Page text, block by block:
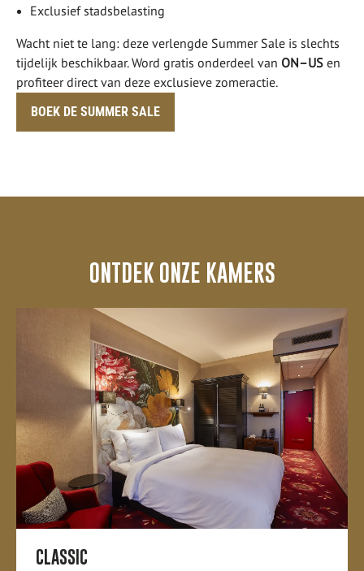
Exclusief stadsbelasting
Wacht niet te lang: deze verlengde Summer Sale is slechts
tijdelijk beschikbaar. Word gratis onderdeel van ON–US en
profiteer direct van deze exclusieve zomeractie.
BOEK DE SUMMER SALE
ONTDEK ONZE KAMERS
CLASSIC